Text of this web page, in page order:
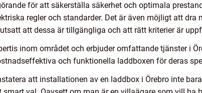
för att säkerställa säkerhet och optimala
regler och standarder. Det är även möjligt att
att dessa är tillgängliga och att rätt kriterier är
inom området och erbjuder omfattande tjänster i
och funktionella laddboxen för deras
att installationen av en laddbox i Örebro inte